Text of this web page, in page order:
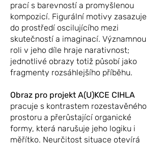
prací s barevností a promyšlenou
kompozicí. Figurální motivy zasazuje
do prostředí oscilujícího mezi
skutečností a imaginací. Významnou
roli v jeho díle hraje narativnost;
jednotlivé obrazy totiž působí jako
fragmenty rozsáhlejšího příběhu.
Obraz pro projekt A(U)KCE CIHLA
pracuje s kontrastem rozestavěného
prostoru a přerůstající organické
formy, která narušuje jeho logiku i
měřítko. Neurčitost situace otevírá